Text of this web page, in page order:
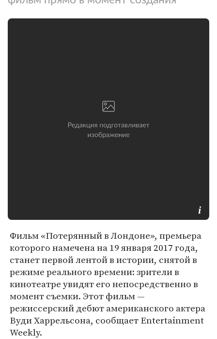
Фильм «Потерянный в Лондоне», премьера
которого намечена на 19 января 2017 года,
станет первой лентой в истории, снятой в
режиме реального времени: зрители в
кинотеатре увидят его непосредственно в
момент съемки. Этот фильм —
режиссерский дебют американского актера
Вуди Харрельсона, сообщает Entertainment
Weekly.